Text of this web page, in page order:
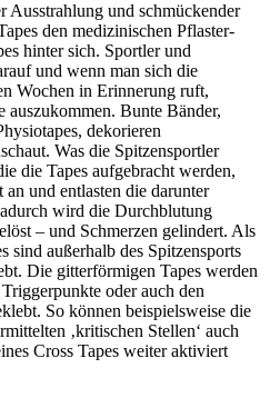
Ausstrahlung und schmückender
den medizinischen Pflaster-
hinter sich. Sportler und
und wenn man sich die
Wochen in Erinnerung ruft,
auszukommen. Bunte Bänder,
dekorieren
Was die Spitzensportler
die Tapes aufgebracht werden,
und entlasten die darunter
wird die Durchblutung
– und Schmerzen gelindert. Als
sind außerhalb des Spitzensports
Die gitterförmigen Tapes werden
oder auch den
So können beispielsweise die
‚kritischen Stellen‘ auch
Cross Tapes weiter aktiviert